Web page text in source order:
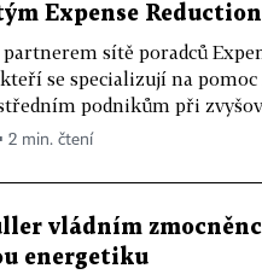
Expense
sítě poradců
se specializují na pomoc
podnikům při
2 min. čtení
vládním
energetiku